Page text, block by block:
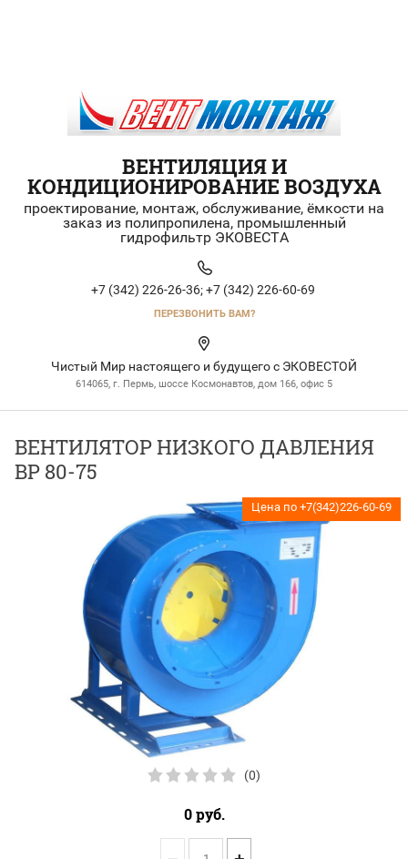
ВЕНТИЛЯЦИЯ И
КОНДИЦИОНИРОВАНИЕ ВОЗДУХА
проектирование, монтаж, обслуживание, ёмкости на
заказ из полипропилена, промышленный
гидрофильтр ЭКОВЕСТА
+7 (342) 226-26-36; +7 (342) 226-60-69
ПЕРЕЗВОНИТЬ ВАМ?
Чистый Мир настоящего и будущего с ЭКОВЕСТОЙ
614065, г. Пермь, шоссе Космонавтов, дом 166, офис 5
ВЕНТИЛЯТОР НИЗКОГО ДАВЛЕНИЯ
ВР 80-75
Цена по +7(342)226-60-69
(0)
0руб.